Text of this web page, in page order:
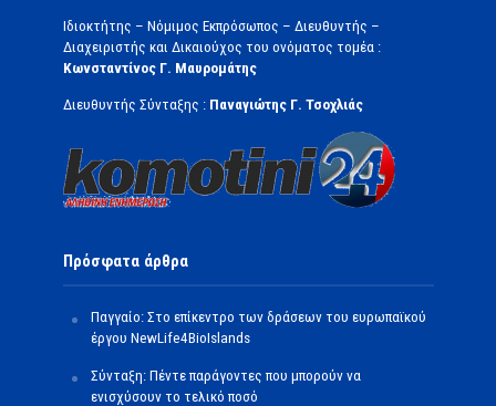
Ιδιοκτήτης – Νόμιμος Εκπρόσωπος – Διευθυντής –
Διαχειριστής και Δικαιούχος του ονόματος τομέα :
Κωνσταντίνος Γ. Μαυρομάτης
Διευθυντής Σύνταξης : Παναγιώτης Γ. Τσοχλιάς
Πρόσφατα άρθρα
Παγγαίο: Στο επίκεντρο των δράσεων του ευρωπαϊκού
έργου NewLife4BioIslands
Σύνταξη: Πέντε παράγοντες που μπορούν να
ενισχύσουν το τελικό ποσό